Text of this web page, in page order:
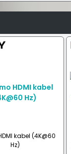
kabel (4K@60
Hz)